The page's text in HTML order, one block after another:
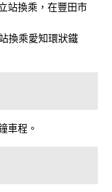
站換乘，在豐田市
換乘愛知環狀鐵
車程。